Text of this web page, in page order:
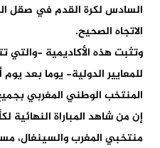
السادس لكرة القدم في صقل
الاتجاه الصحيح.
وتثبت هذه الأكاديمية -
للمعايير الدولية- يوما بعد
المنتخب الوطني المغربي
منتخبي المغرب والسينغال،